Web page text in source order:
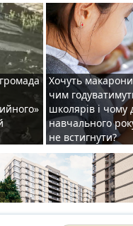
Хочуть
чим
школярів і чому
навчального
не встигнути?